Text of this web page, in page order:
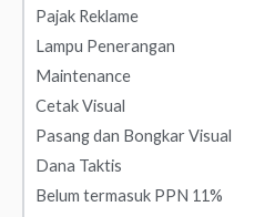
Pajak Reklame
Lampu Penerangan
Maintenance
Cetak Visual
Pasang dan Bongkar Visual
Dana Taktis
Belum termasuk PPN 11%